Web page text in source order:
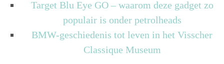
Target Blu Eye GO – waarom deze gadget zo
populair is onder petrolheads
BMW-geschiedenis tot leven in het Visscher
Classique Museum